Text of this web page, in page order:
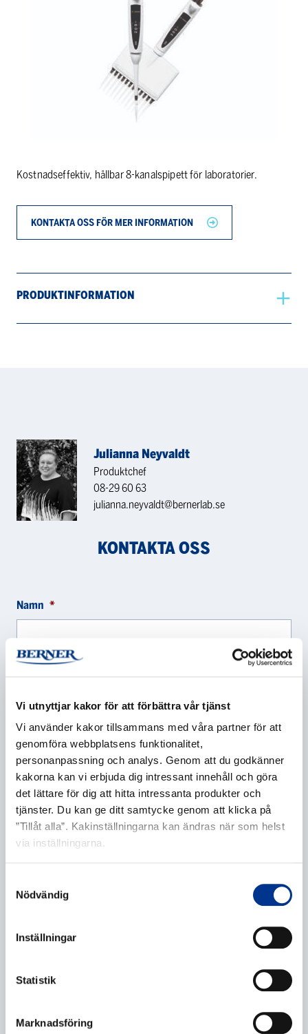
Vi utnyttjar kakor för att förbättra vår tjänst
Vi använder kakor tillsammans med våra partner för att
genomföra webbplatsens funktionalitet,
personanpassning och analys. Genom att du godkänner
kakorna kan vi erbjuda dig intressant innehåll och göra
det lättare för dig att hitta intressanta produkter och
tjänster. Du kan ge ditt samtycke genom att klicka på
”Tillåt alla”. Kakinställningarna kan ändras när som helst
via inställningarna.
Nödvändig
Inställningar
Statistik
Marknadsföring
Kostnadseffektiv, hållbar 8-kanalspipett för laboratorier.
KONTAKTA OSS FÖR MER INFORMATION
PRODUKTINFORMATION
Julianna Neyvaldt
Produktchef
08-29 60 63
julianna.neyvaldt@bernerlab.se
KONTAKTA OSS
Namn *
Företag *
E-post *
Telefonnummer
Behandling av personuppgifter